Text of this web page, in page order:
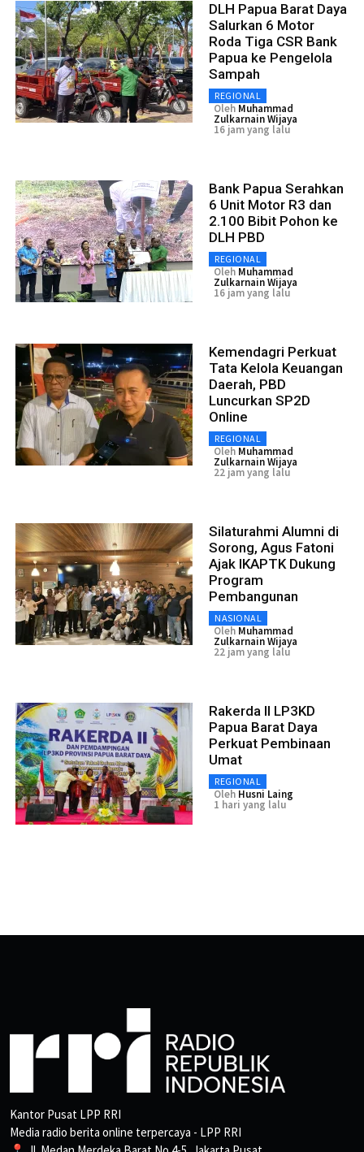
DLH Papua Barat Daya
Salurkan 6 Motor
Roda Tiga CSR Bank
Papua ke Pengelola
Sampah
REGIONAL
Oleh Muhammad
Zulkarnain Wijaya
16 jam yang lalu
Bank Papua Serahkan
6 Unit Motor R3 dan
2.100 Bibit Pohon ke
DLH PBD
REGIONAL
Oleh Muhammad
Zulkarnain Wijaya
16 jam yang lalu
Kemendagri Perkuat
Tata Kelola Keuangan
Daerah, PBD
Luncurkan SP2D
Online
REGIONAL
Oleh Muhammad
Zulkarnain Wijaya
22 jam yang lalu
Silaturahmi Alumni di
Sorong, Agus Fatoni
Ajak IKAPTK Dukung
Program
Pembangunan
NASIONAL
Oleh Muhammad
Zulkarnain Wijaya
22 jam yang lalu
Rakerda II LP3KD
Papua Barat Daya
Perkuat Pembinaan
Umat
REGIONAL
Oleh Husni Laing
1 hari yang lalu
Kantor Pusat LPP RRI
Media radio berita online terpercaya - LPP RRI